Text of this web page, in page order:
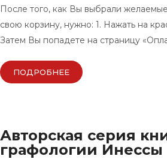
После того, как Вы выбрали
свою корзину, нужно: 1. Нажать на
Затем Вы попадете на страницу
ПОДРОБНЕЕ
Авторская серия
графологии Инессы